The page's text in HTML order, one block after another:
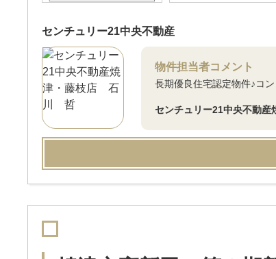
センチュリー21中央不動産
物件担当者コメント
長期優良住宅認定物件♪コ
センチュリー21中央不動